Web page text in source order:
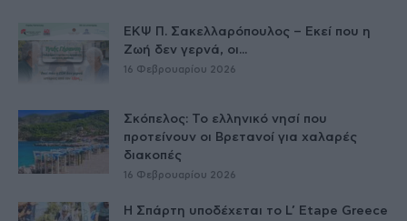
ΕΚΨ Π. Σακελλαρόπουλος – Εκεί που η
Ζωή δεν γερνά, οι...
16 Φεβρουαρίου 2026
Σκόπελος: Το ελληνικό νησί που
προτείνουν οι Βρετανοί για χαλαρές
διακοπές
16 Φεβρουαρίου 2026
Η Σπάρτη υποδέχεται το L’ Etape Greece